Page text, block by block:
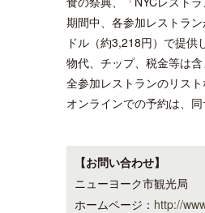
期間中、各参加レストラ
ドル（約3,218円）で提
物代、チップ、税金等は含
全参加レストランのリス
オンラインでの予約は、
【お問い合わせ】
ニューヨーク市観光局
ホームページ： http://